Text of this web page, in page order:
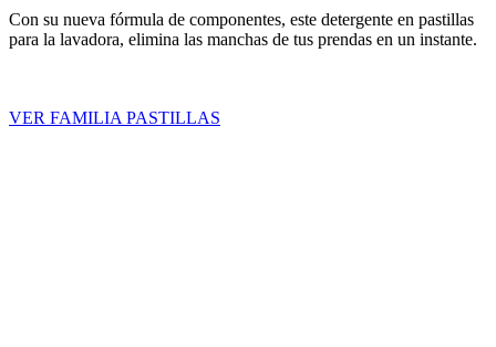
Con su nueva fórmula de componentes, este detergente en pastillas
para la lavadora, elimina las manchas de tus prendas en un instante.
VER FAMILIA PASTILLAS